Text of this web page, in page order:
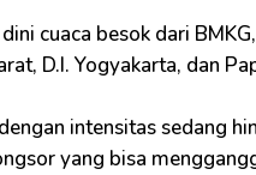
cuaca besok dari
D.I. Yogyakarta, dan
intensitas sedang
yang bisa